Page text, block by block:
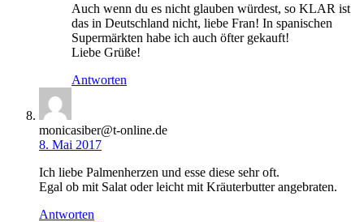
Auch wenn du es nicht glauben würdest, so KLAR ist
das in Deutschland nicht, liebe Fran! In spanischen
Supermärkten habe ich auch öfter gekauft!
Liebe Grüße!
Antworten
monicasiber@t-online.de
8. Mai 2017
Ich liebe Palmenherzen und esse diese sehr oft.
Egal ob mit Salat oder leicht mit Kräuterbutter angebraten.
Antworten